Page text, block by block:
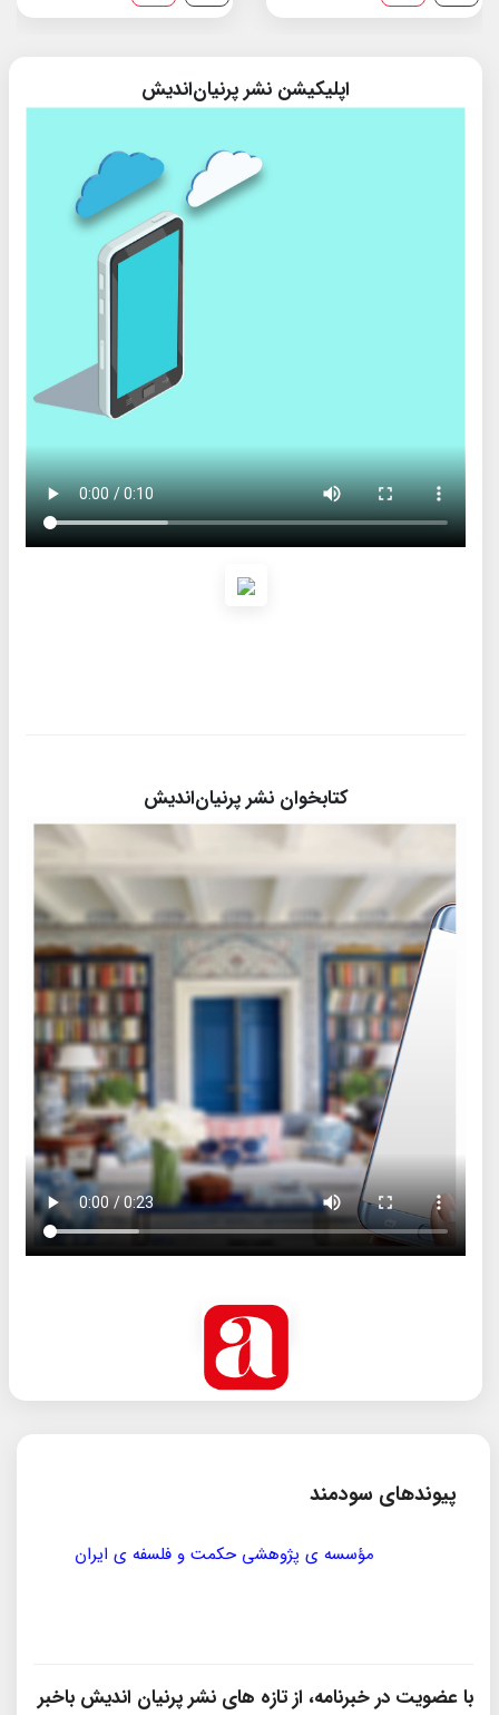
اپلیکیشن نشر پرنیان‌اندیش
کتابخوان نشر پرنیان‌اندیش
پیوندهای سودمند
مؤسسه ی پژوهشی حکمت و فلسفه ی ایران
با عضویت در خبرنامه، از تازه‌ های نشر پرنیان‌ اندیش باخبر